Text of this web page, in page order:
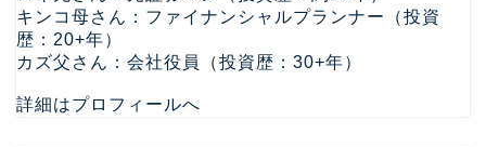
キンコ母さん：ファイナンシャルプランナー（投資
歴：20+年）
カズ父さん：会社役員（投資歴：30+年）
詳細はプロフィールへ